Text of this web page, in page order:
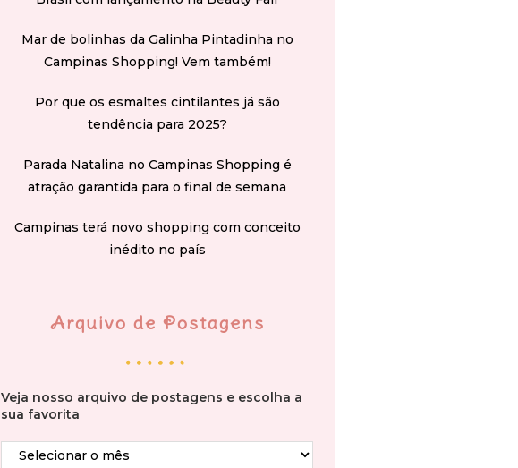
Mar de bolinhas da Galinha Pintadinha no
Campinas Shopping! Vem também!
Por que os esmaltes cintilantes já são
tendência para 2025?
Parada Natalina no Campinas Shopping é
atração garantida para o final de semana
Campinas terá novo shopping com conceito
inédito no país
Arquivo de Postagens
Veja nosso arquivo de postagens e escolha a
sua favorita